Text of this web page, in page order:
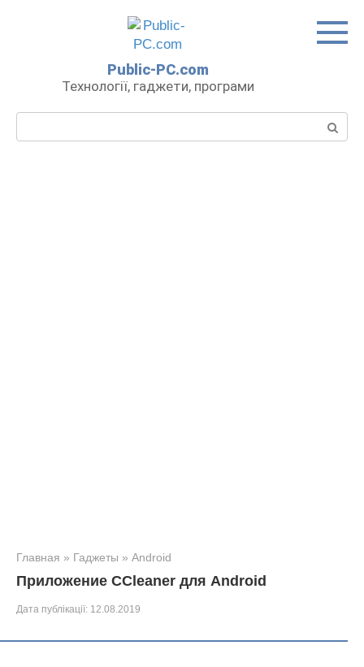
Public-PC.com
Технології, гаджети, програми
Главная » Гаджеты » Android
Приложение CCleaner для Android
Дата публікації: 12.08.2019